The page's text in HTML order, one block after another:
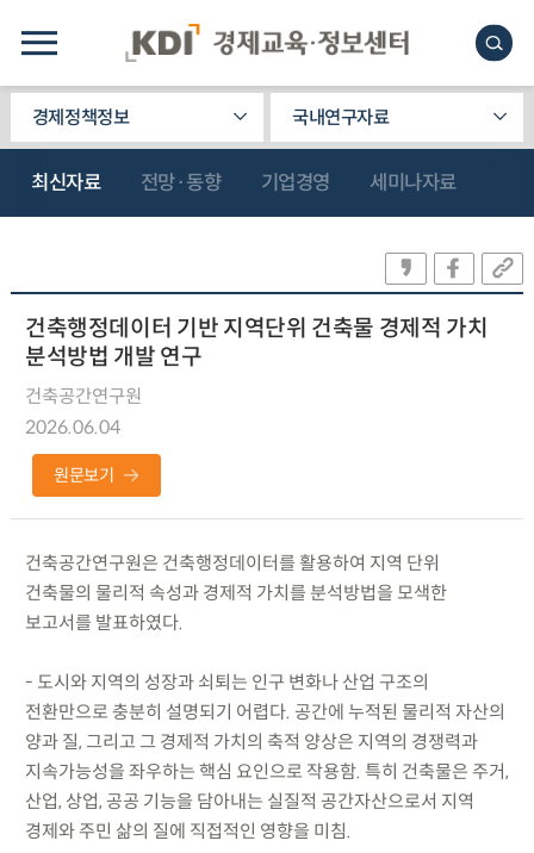
경제정책정보 국내연구자료
최신자료 전망·동향 기업경영 세미나자료
건축행정데이터 기반 지역단위 건축물 경제적 가치
분석방법 개발 연구
건축공간연구원
2026.06.04
원문보기
건축공간연구원은 건축행정데이터를 활용하여 지역 단위
건축물의 물리적 속성과 경제적 가치를 분석방법을 모색한
보고서를 발표하였다.
- 도시와 지역의 성장과 쇠퇴는 인구 변화나 산업 구조의
전환만으로 충분히 설명되기 어렵다. 공간에 누적된 물리적 자산의
양과 질, 그리고 그 경제적 가치의 축적 양상은 지역의 경쟁력과
지속가능성을 좌우하는 핵심 요인으로 작용함. 특히 건축물은 주거,
산업, 상업, 공공 기능을 담아내는 실질적 공간자산으로서 지역
경제와 주민 삶의 질에 직접적인 영향을 미침.